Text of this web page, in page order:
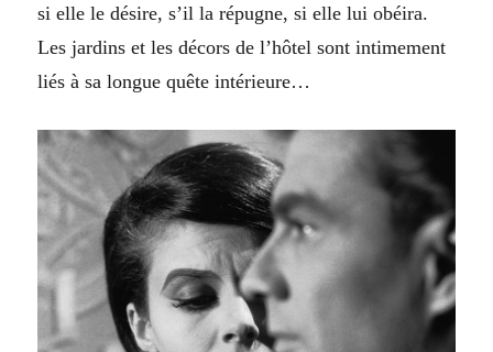
si elle le désire, s’il la répugne, si elle lui obéira.
Les jardins et les décors de l’hôtel sont intimement
liés à sa longue quête intérieure…